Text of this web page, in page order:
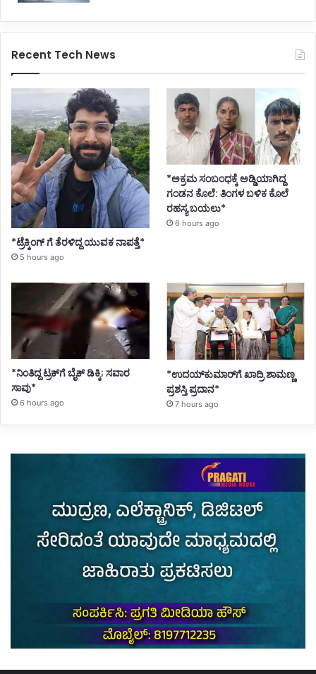
Recent Tech News
*ಟ್ರೆಕ್ಕಿಂಗ್ ಗೆ ತೆರಳಿದ್ದ ಯುವಕ ನಾಪತ್ತೆ*
5 hours ago
*ಅಕ್ರಮ ಸಂಬಂಧಕ್ಕೆ ಅಡ್ಡಿಯಾಗಿದ್ದ
ಗಂಡನ ಕೊಲೆ: ತಿಂಗಳ ಬಳಿಕ ಕೊಲೆ
ರಹಸ್ಯ ಬಯಲು*
6 hours ago
*ನಿಂತಿದ್ದ ಟ್ರಕ್‌ಗೆ ಬೈಕ್ ಡಿಕ್ಕಿ; ಸವಾರ
ಸಾವು*
6 hours ago
*ಉದಯ್‌ಕುಮಾರ್‌ಗೆ ಖಾದ್ರಿ ಶಾಮಣ್ಣ
ಪ್ರಶಸ್ತಿ ಪ್ರದಾನ*
7 hours ago